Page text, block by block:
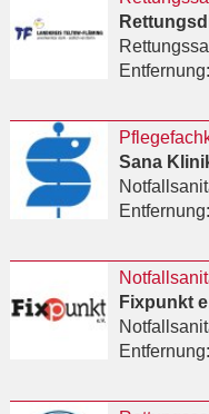
Entfernung:
Sana
Entfernung:
Fixpunkt
Entfernung: